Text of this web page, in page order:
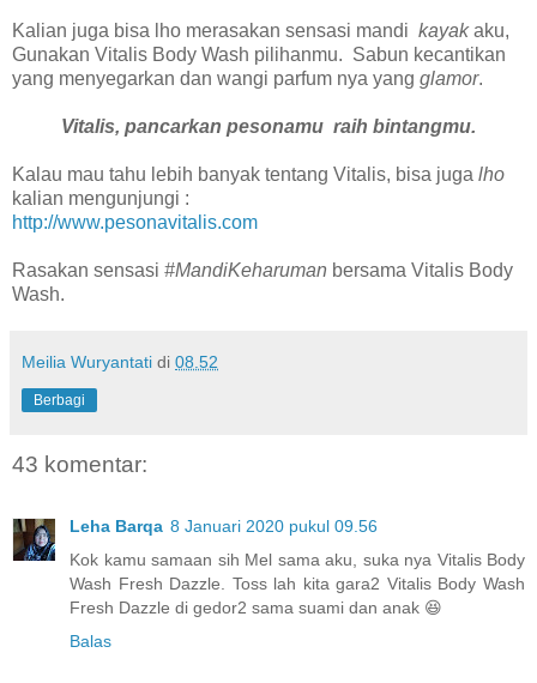
Kalian juga bisa lho merasakan sensasi mandi kayakaku,
Gunakan Vitalis Body Wash pilihanmu. Sabun kecantikan
yang menyegarkan dan wangi parfum nya yang glamor.
Vitalis, pancarkan pesonamu raih bintangmu.
Kalau mau tahu lebih banyak tentang Vitalis, bisa juga lho
kalian mengunjungi :
http://www.pesonavitalis.com
Rasakan sensasi #MandiKeharuman bersama Vitalis Body
Wash.
Meilia Wuryantati di 08.52
Berbagi
43 komentar:
Leha Barqa 8 Januari 2020 pukul 09.56
Kok kamu samaan sih Mel sama aku, suka nya Vitalis Body
Wash Fresh Dazzle. Toss lah kita gara2 Vitalis Body Wash
Fresh Dazzle di gedor2 sama suami dan anak 😆
Balas